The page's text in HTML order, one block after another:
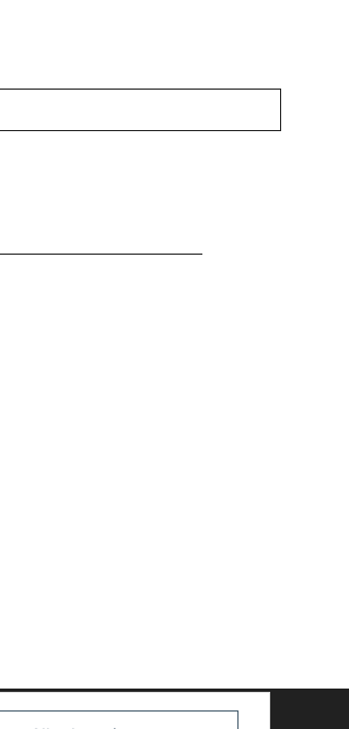
Powered byJTL-Shop